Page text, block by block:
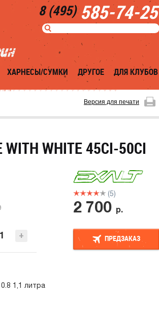
8 (495)585-74-25
ХАРНЕСЫ/СУМКИ ДРУГОЕ ДЛЯ КЛУБОВ
Версия для печати
WHITE 45CI-50CI
(5)
2 700 р.
ПРЕДЗАКАЗ
+
1,1 литра